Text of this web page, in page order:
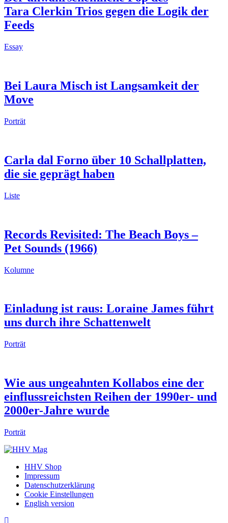
Tara Clerkin Trios gegen die Logik der
Feeds
Essay
Bei Laura Misch ist Langsamkeit der
Move
Porträt
Carla dal Forno über 10 Schallplatten,
die sie geprägt haben
Liste
Records Revisited: The Beach Boys –
Pet Sounds (1966)
Kolumne
Einladung ist raus: Loraine James führt
uns durch ihre Schattenwelt
Porträt
Wie aus ungeahnten Kollabos eine der
einflussreichsten Reihen der 1990er- und
2000er-Jahre wurde
Porträt
HHV Shop
Impressum
Datenschutzerklärung
Cookie Einstellungen
English version